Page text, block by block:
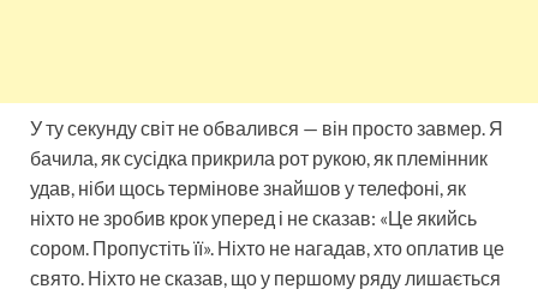
У ту секунду світ не обвалився — він просто завмер. Я
бачила, як сусідка прикрила рот рукою, як племінник
удав, ніби щось термінове знайшов у телефоні, як
ніхто не зробив крок уперед і не сказав: «Це якийсь
сором. Пропустіть її». Ніхто не нагадав, хто оплатив це
свято. Ніхто не сказав, що у першому ряду лишається